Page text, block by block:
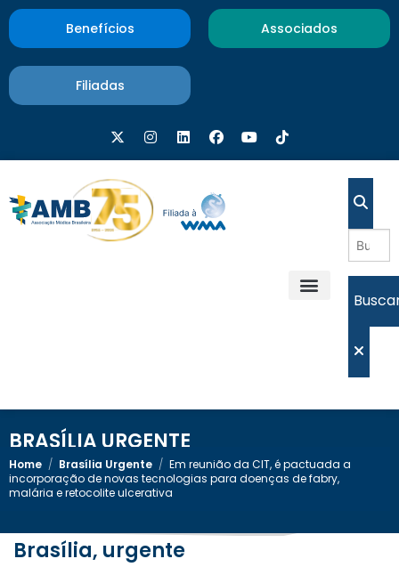
Benefícios Associados
Filiadas
BRASÍLIA URGENTE
Home / Brasília Urgente / Em reunião da CIT, é pactuada a
incorporação de novas tecnologias para doenças de fabry,
malária e retocolite ulcerativa
Brasília, urgente